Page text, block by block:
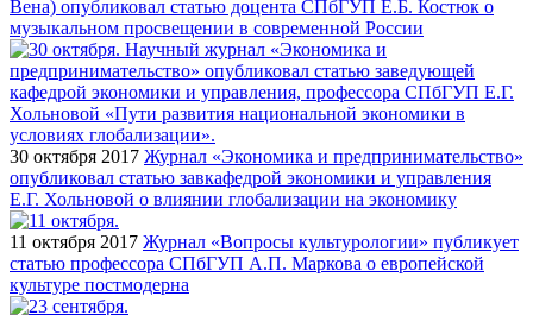
Вена) опубликовал статью доцента СПбГУП Е.Б. Костюк о
музыкальном просвещении в современной России
30 октября 2017 Журнал «Экономика и предпринимательство»
опубликовал статью завкафедрой экономики и управления
Е.Г. Хольновой о влиянии глобализации на экономику
11 октября 2017 Журнал «Вопросы культурологии» публикует
статью профессора СПбГУП А.П. Маркова о европейской
культуре постмодерна